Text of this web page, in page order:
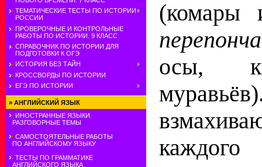
ТЕМАТИЧЕСКИЕ ТЕСТЫ ПО ИСТОРИИ
РОССИИ
ПРОВЕРОЧНЫЕ И КОНТРОЛЬНЫЕ
РАБОТЫ ПО ИСТОРИИ. 9 КЛАСС
СПРАВОЧНИК ПО ИСТОРИИ ДЛЯ
ПОДГОТОВКИ К ОГЭ
ИСТОРИЯ БЕЗ ТАЙН
КРОССВОРДЫ ПО ИСТОРИИ
ЕГЭ ПО ИСТОРИИ
» АНГЛИЙСКИЙ ЯЗЫК
ИНОСТРАННЫЕ ЯЗЫКИ.
РАЗГОВОРНЫЕ ТЕМЫ
САМОСТОЯТЕЛЬНЫЕ РАБОТЫ
ПО АНГЛИЙСКОМУ ЯЗЫКУ
ТЕСТЫ ПО ГРАММАТИКЕ
АНГЛИЙСКОГО ЯЗЫКА
(комары
осы,